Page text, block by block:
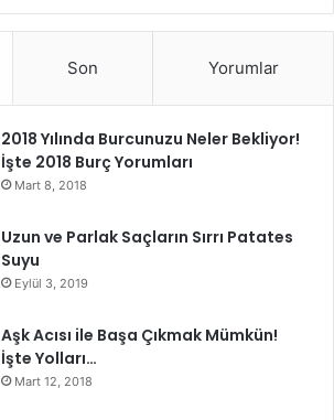
Son Yorumlar
2018 Yılında Burcunuzu Neler Bekliyor!
İşte 2018 Burç Yorumları
Mart 8, 2018
Uzun ve Parlak Saçların Sırrı Patates
Suyu
Eylül 3, 2019
Aşk Acısı ile Başa Çıkmak Mümkün!
İşte Yolları…
Mart 12, 2018